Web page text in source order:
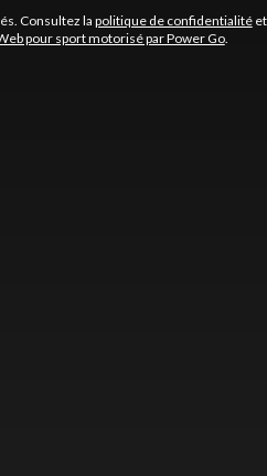
Consultez la politique de confidentialitéet
pour sport motorisé par Power Go.